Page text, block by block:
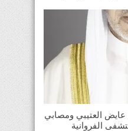
عايض العتيبي ومصابي
الفروانية